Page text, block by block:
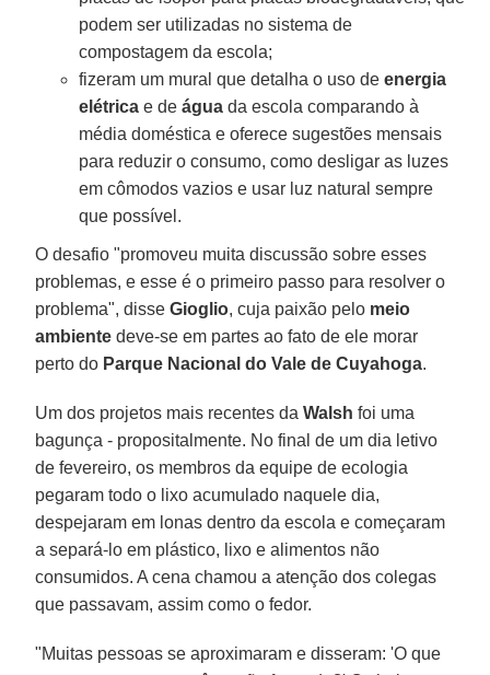
podem ser utilizadas no sistema de
compostagem da escola;
fizeram um mural que detalha o uso deenergia
elétrica e deágua da escola comparando à
média doméstica e oferece sugestões mensais
para reduzir o consumo, como desligar as luzes
em cômodos vazios e usar luz natural sempre
que possível.
O desafio "promoveu muita discussão sobre esses
problemas, e esse é o primeiro passo para resolver o
problema", disseGioglio, cuja paixão pelo meio
ambiente deve-se em partes ao fato de ele morar
perto do Parque Nacional do Vale de Cuyahoga.
Um dos projetos mais recentes daWalsh foi uma
bagunça - propositalmente. No final de um dia letivo
de fevereiro, os membros da equipe de ecologia
pegaram todo o lixo acumulado naquele dia,
despejaram em lonas dentro da escola e começaram
a separá-lo em plástico, lixo e alimentos não
consumidos. A cena chamou a atenção dos colegas
que passavam, assim como o fedor.
"Muitas pessoas se aproximaram e disseram: 'O que